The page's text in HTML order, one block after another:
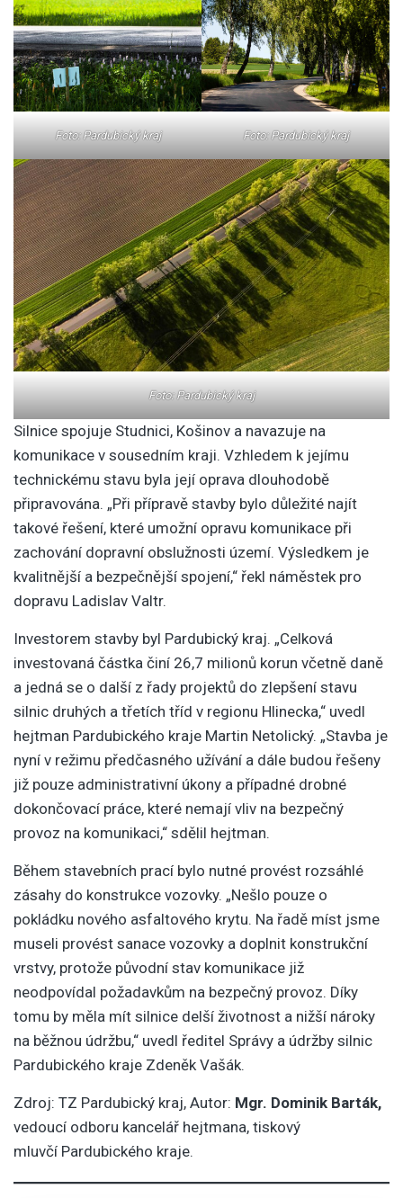
Foto: Pardubický kraj Foto: Pardubický kraj
Foto: Pardubický kraj
Silnice spojuje Studnici, Košinov a navazuje na
komunikace v sousedním kraji. Vzhledem k jejímu
technickému stavu byla její oprava dlouhodobě
připravována. „Při přípravě stavby bylo důležité najít
takové řešení, které umožní opravu komunikace při
zachování dopravní obslužnosti území. Výsledkem je
kvalitnější a bezpečnější spojení,“ řekl náměstek pro
dopravu Ladislav Valtr.
Investorem stavby byl Pardubický kraj. „Celková
investovaná částka činí 26,7 milionů korun včetně daně
a jedná se o další z řady projektů do zlepšení stavu
silnic druhých a třetích tříd v regionu Hlinecka,“ uvedl
hejtman Pardubického kraje Martin Netolický. „Stavba je
nyní v režimu předčasného užívání a dále budou řešeny
již pouze administrativní úkony a případné drobné
dokončovací práce, které nemají vliv na bezpečný
provoz na komunikaci,“ sdělil hejtman.
Během stavebních prací bylo nutné provést rozsáhlé
zásahy do konstrukce vozovky. „Nešlo pouze o
pokládku nového asfaltového krytu. Na řadě míst jsme
museli provést sanace vozovky a doplnit konstrukční
vrstvy, protože původní stav komunikace již
neodpovídal požadavkům na bezpečný provoz. Díky
tomu by měla mít silnice delší životnost a nižší nároky
na běžnou údržbu,“ uvedl ředitel Správy a údržby silnic
Pardubického kraje Zdeněk Vašák.
Zdroj: TZ Pardubický kraj, Autor: Mgr. Dominik Barták,
vedoucí odboru kancelář hejtmana, tiskový
mluvčí Pardubického kraje.